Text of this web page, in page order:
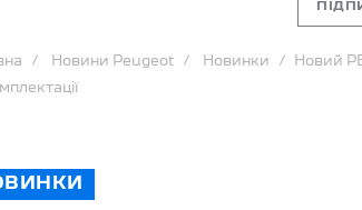
Новини Peugeot Новинки Новий